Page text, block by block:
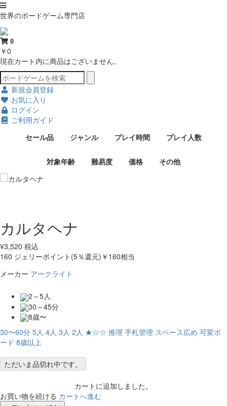
世界のボードゲーム専門店
0
￥0
現在カート内に商品はございません。
新規会員登録
お気に入り
ログイン
ご利用ガイド
セール品
ジャンル プレイ時間 プレイ人数
対象年齢 難易度 価格 その他
カルタヘナ
¥3,520 税込
160 ジェリーポイント(5％還元) ￥160相当
メーカー アークライト
2～5人
30～45分
8歳〜
30〜60分 5人 4人 3人 2人 ★☆☆ 推理 手札管理 スペース広め 可変ボ
ード 8歳以上
ただいま品切れ中です。
カートに追加しました。
お買い物を続ける カートへ進む